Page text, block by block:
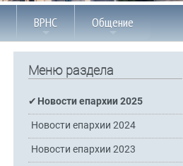
ВРНС Общение
Меню раздела
Новости епархии 2025
Новости епархии 2024
Новости епархии 2023